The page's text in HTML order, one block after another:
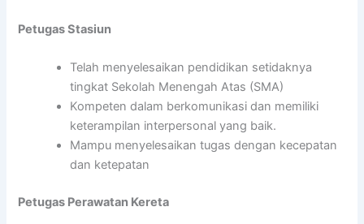
Petugas Stasiun
Telah menyelesaikan pendidikan setidaknya
tingkat Sekolah Menengah Atas (SMA)
Kompeten dalam berkomunikasi dan memiliki
keterampilan interpersonal yang baik.
Mampu menyelesaikan tugas dengan kecepatan
dan ketepatan
Petugas Perawatan Kereta